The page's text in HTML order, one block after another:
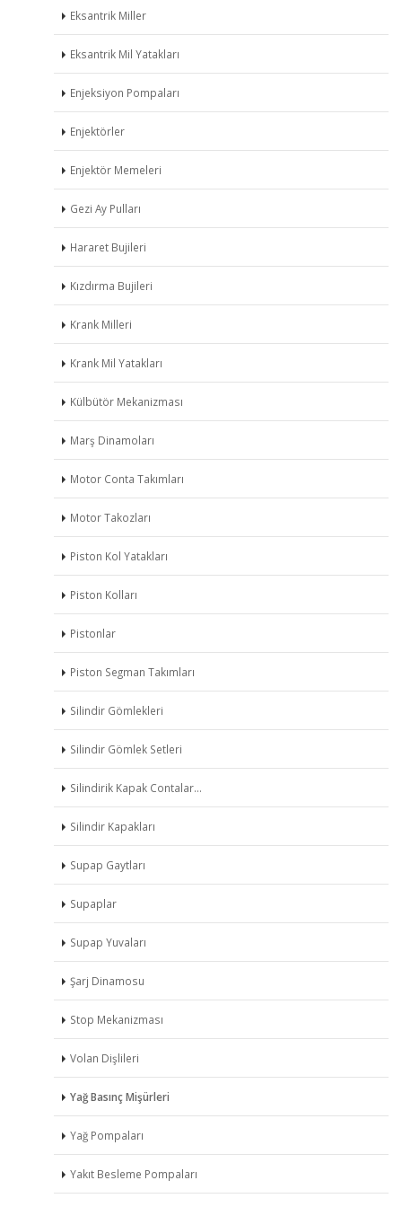
Eksantrik Miller
Eksantrik Mil Yatakları
Enjeksiyon Pompaları
Enjektörler
Enjektör Memeleri
Gezi Ay Pulları
Hararet Bujileri
Kızdırma Bujileri
Krank Milleri
Krank Mil Yatakları
Külbütör Mekanizması
Marş Dinamoları
Motor Conta Takımları
Motor Takozları
Piston Kol Yatakları
Piston Kolları
Pistonlar
Piston Segman Takımları
Silindir Gömlekleri
Silindir Gömlek Setleri
Silindirik Kapak Contalar…
Silindir Kapakları
Supap Gaytları
Supaplar
Supap Yuvaları
Şarj Dinamosu
Stop Mekanizması
Volan Dişlileri
Yağ Basınç Mişürleri
Yağ Pompaları
Yakıt Besleme Pompaları